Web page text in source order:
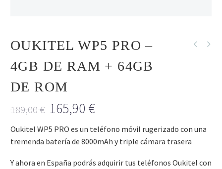
NUEVO
OUKITEL WP5 PRO –
4GB DE RAM + 64GB
DE ROM
189,00€ 165,90 €
Oukitel WP5 PRO es un teléfono móvil rugerizado con una
tremenda batería de 8000mAh y triple cámara trasera
Y ahora en España podrás adquirir tus teléfonos Oukitel con